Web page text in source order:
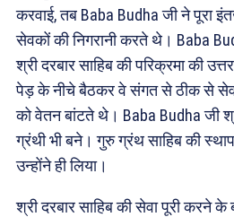
करवाई, तब Baba Budha जी ने पूरा
सेवकों की निगरानी करते थे। Baba
श्री दरबार साहिब की परिक्रमा की
पेड़ के नीचे बैठकर वे संगत से ठीक से
को वेतन बांटते थे। Baba Budha जी
ग्रंथी भी बने। गुरु ग्रंथ साहिब की
उन्होंने ही लिया।
श्री दरबार साहिब की सेवा पूरी करने के